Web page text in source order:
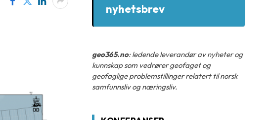
nyhetsbrev
geo365.no: ledende leverandør av nyheter og
kunnskap som vedrører geofaget og
geofaglige problemstillinger relatert til norsk
samfunnsliv og næringsliv.